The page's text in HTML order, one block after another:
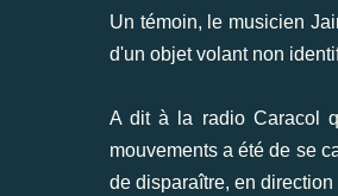
Un témoin, le musicien
d'un objet volant non
A dit à la radio Caracol
mouvements a été de se
de disparaître, en